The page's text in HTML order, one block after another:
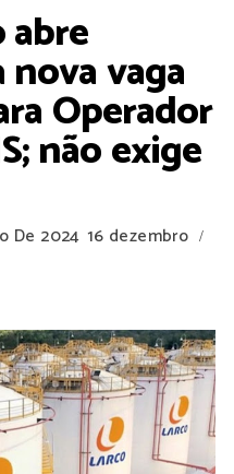
vaga
Operador
não exige
De 2024 16 dezembro /